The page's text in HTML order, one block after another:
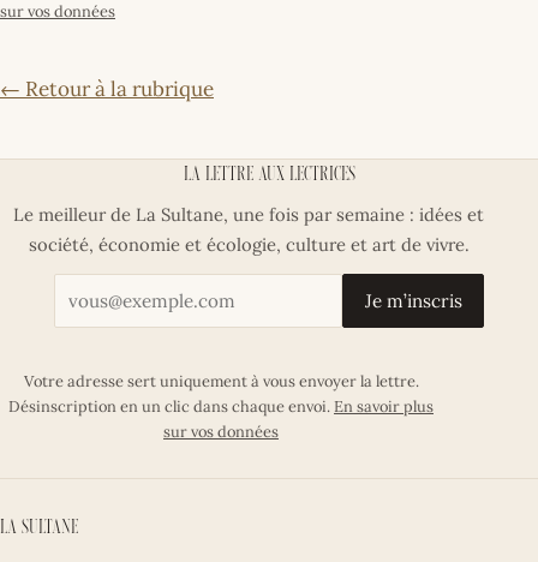
sur vos données
← Retour à la rubrique
La lettre aux lectrices
Le meilleur de La Sultane, une fois par semaine : idées et
société, économie et écologie, culture et art de vivre.
Votre adresse email
Je m’inscris
Votre adresse sert uniquement à vous envoyer la lettre.
Désinscription en un clic dans chaque envoi.En savoir plus
sur vos données
La Sultane